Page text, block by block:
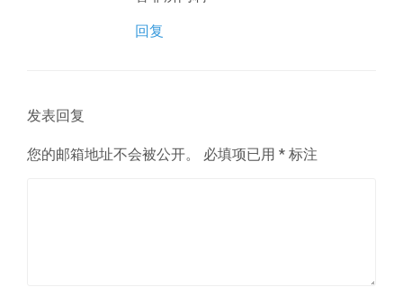
回复
发表回复
您的邮箱地址不会被公开。 必填项已用 * 标注